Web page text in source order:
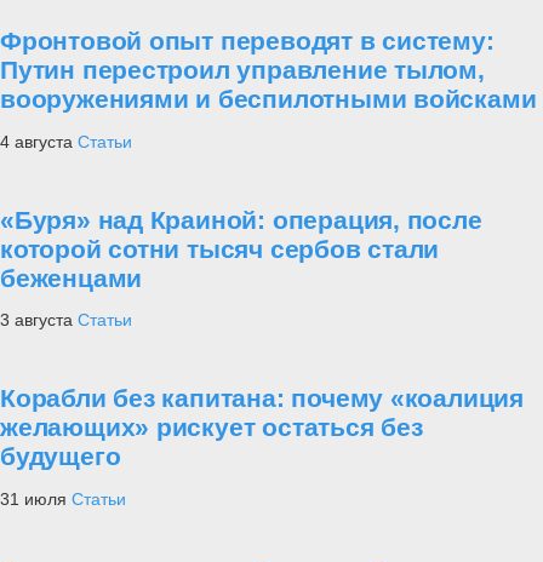
Фронтовой опыт переводят в систему:
Путин перестроил управление тылом,
вооружениями и беспилотными войсками
4 августа Статьи
«Буря» над Краиной: операция, после
которой сотни тысяч сербов стали
беженцами
3 августа Статьи
Корабли без капитана: почему «коалиция
желающих» рискует остаться без
будущего
31 июля Статьи